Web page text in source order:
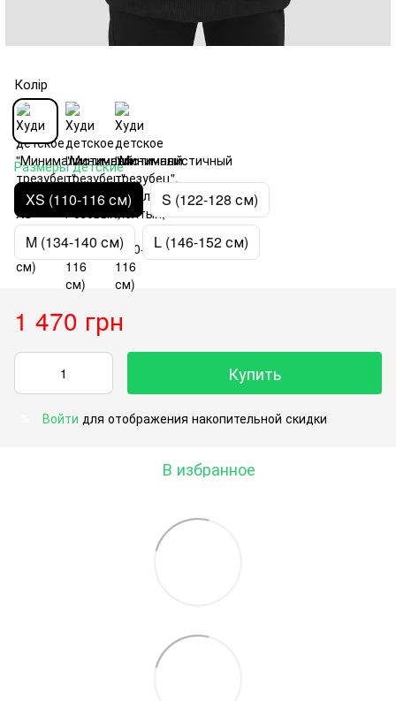
Колір
Размеры детские
XS (110-116 см) S (122-128 см)
M (134-140 см) L (146-152 см)
1 470 грн
Купить
Войти для отображения накопительной скидки
В избранное